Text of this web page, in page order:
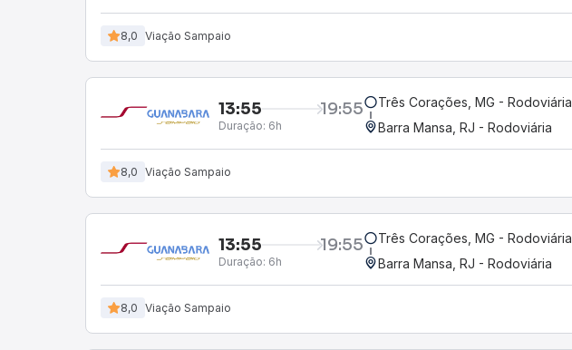
8,0 Viação Sampaio
13:55 19:55
Duração: 6h
Três Corações, MG - Rodoviária
Barra Mansa, RJ - Rodoviária
8,0 Viação Sampaio
13:55 19:55
Duração: 6h
Três Corações, MG - Rodoviária
Barra Mansa, RJ - Rodoviária
8,0 Viação Sampaio